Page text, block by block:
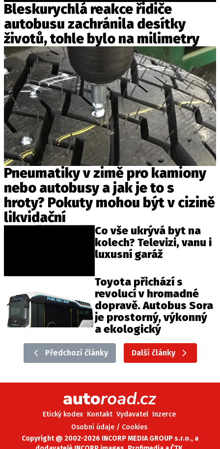
Bleskurychlá reakce řidiče
autobusu zachránila desítky
životů, tohle bylo na milimetry
Pneumatiky v zimě pro kamiony
nebo autobusy a jak je to s
hroty? Pokuty mohou být v cizině
likvidační
Co vše ukrývá byt na
kolech? Televizi, vanu i
luxusní garáž
Toyota přichází s
revolucí v hromadné
dopravě. Autobus Sora
je prostorný, výkonný
a ekologický
Předchozí články Další články
Etický kodex Kontakt Vydavatel Inzerce
Osobní údaje / Cookies
Copyright @ 2002-2026 INCORP MEDIA GROUP s.r.o., a